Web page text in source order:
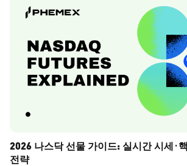
2026 나스닥 선물 가이드: 실시간 시세·
전략